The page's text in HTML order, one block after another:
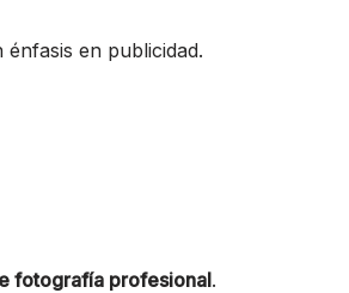
en publicidad.
fotografía profesional.